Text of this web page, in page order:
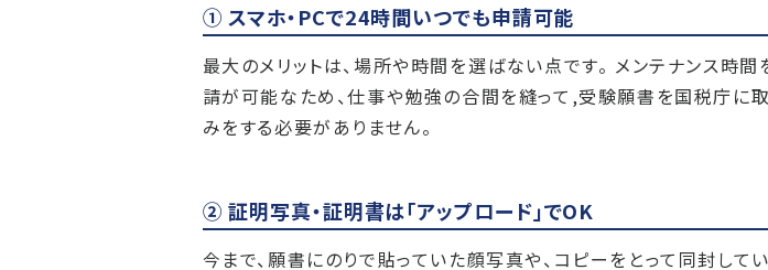
① スマホ・PCで24時間いつでも申請可能
最大のメリットは、場所や時間を選ばない点です。 メンテナンス時
請が可能なため、仕事や勉強の合間を縫って,受験願書を国税庁に
みをする必要がありません。
② 証明写真・証明書は「アップロード」でOK
今まで、願書にのりで貼っていた顔写真や、コピーをとって同封し